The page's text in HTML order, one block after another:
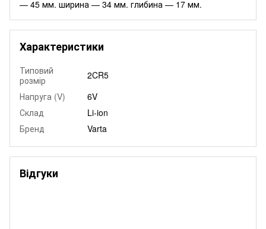
— 45 мм. ширина — 34 мм. глибина — 17 мм.
Характеристики
Типовий
розмір
2CR5
Напруга (V)
6V
Склад
Li-ion
Бренд
Varta
Відгуки